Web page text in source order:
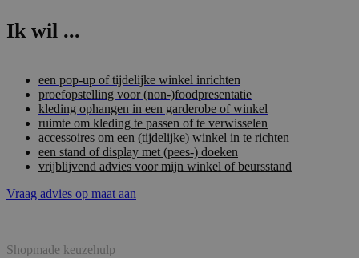
Ik wil ...
een pop-up of tijdelijke winkel inrichten
proefopstelling voor (non-)foodpresentatie
kleding ophangen in een garderobe of winkel
ruimte om kleding te passen of te verwisselen
accessoires om een (tijdelijke) winkel in te richten
een stand of display met (pees-) doeken
vrijblijvend advies voor mijn winkel of beursstand
Vraag advies op maat aan
Shopmade keuzehulp